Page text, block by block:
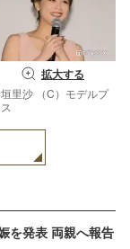
拡大する
里沙 （C）モデルプ
を発表 両親へ報告